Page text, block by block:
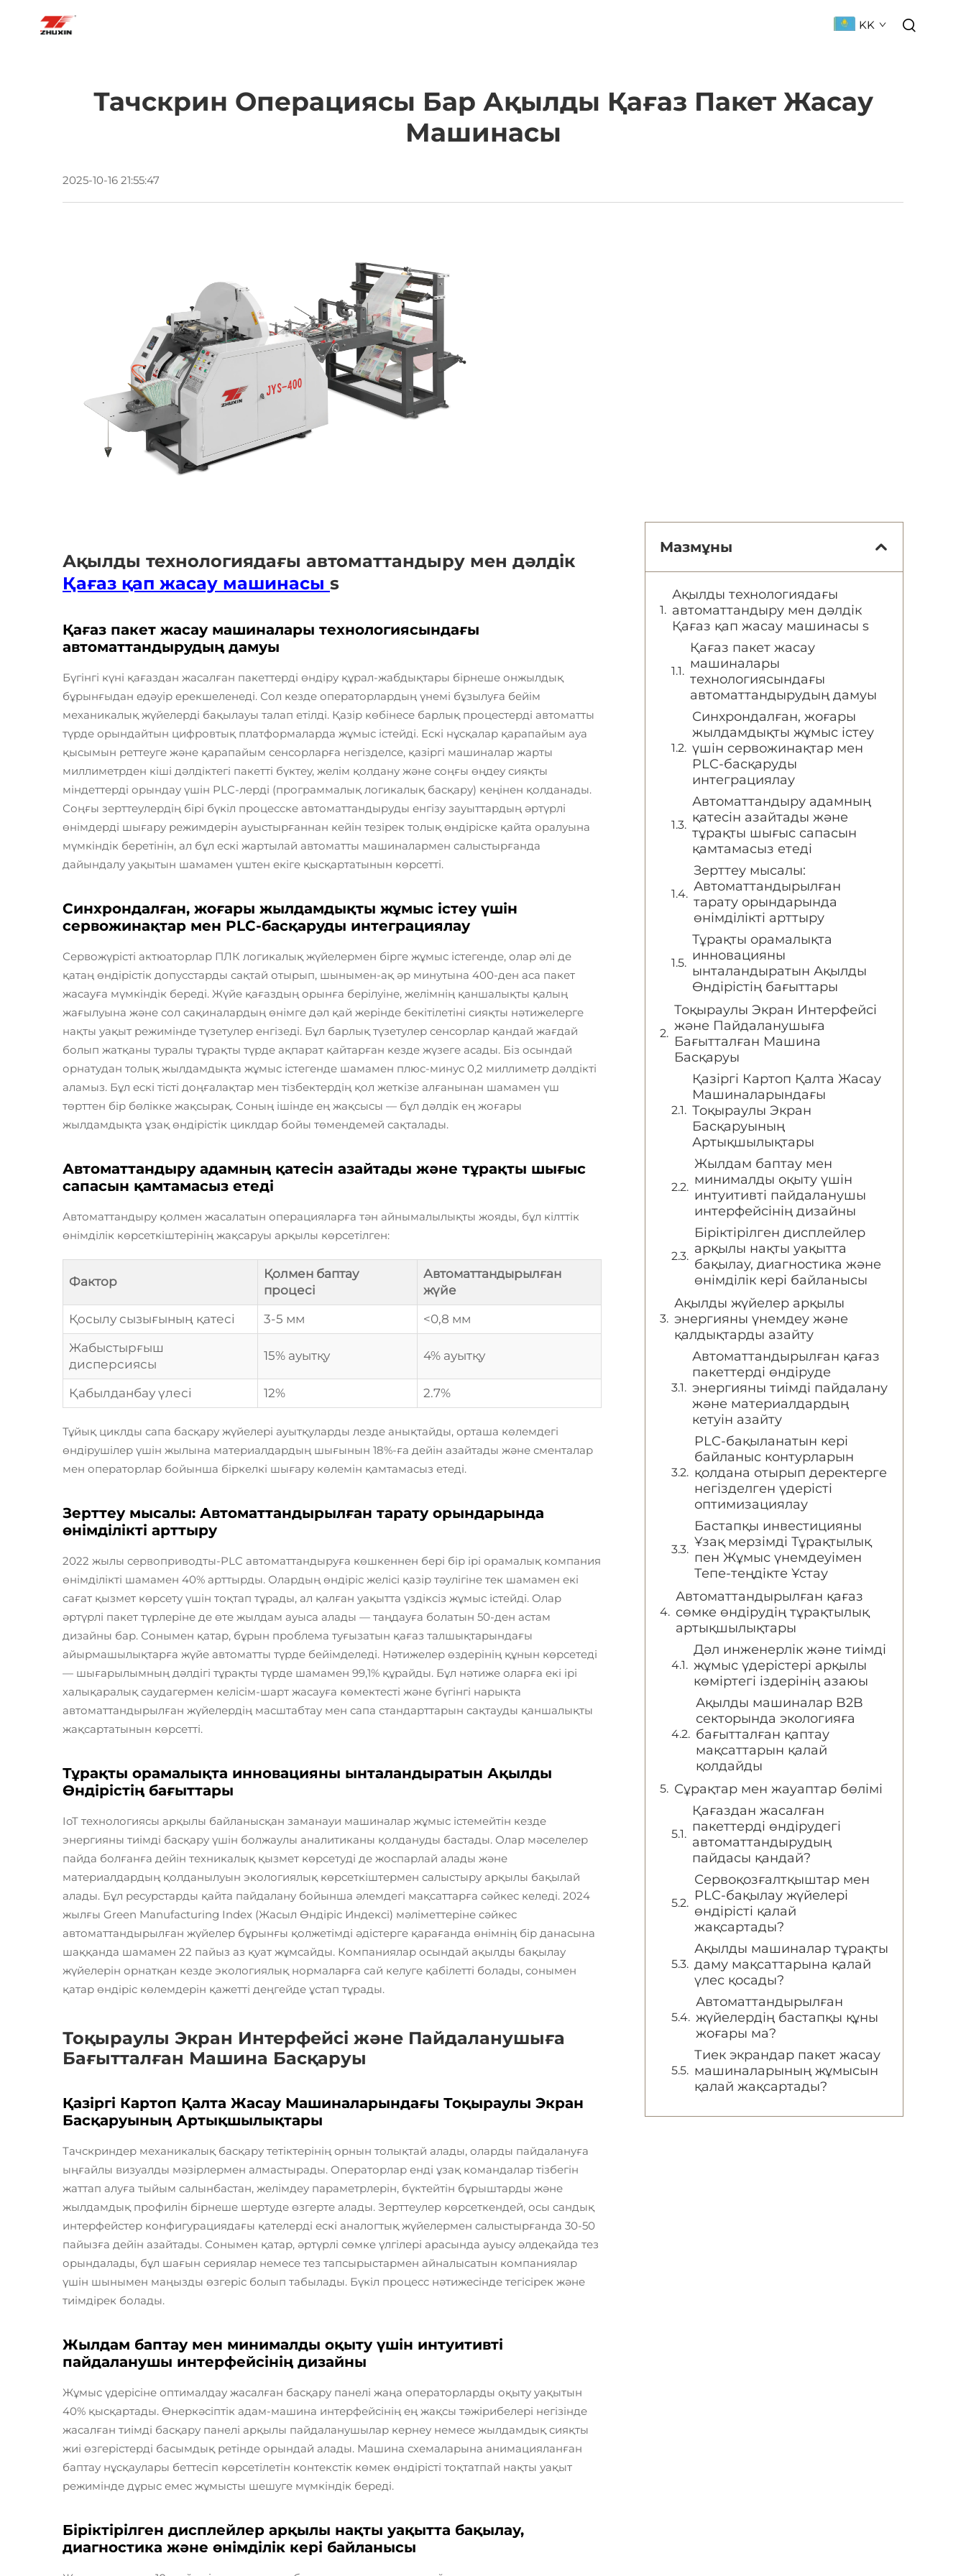
KK
Тачскрин Операциясы Бар Ақылды Қағаз Пакет Жасау
Машинасы
2025-10-16 21:55:47
Ақылды технологиядағы автоматтандыру мен дәлдік
Қағаз қап жасау машинасы s
Қағаз пакет жасау машиналары технологиясындағы
автоматтандырудың дамуы
Бүгінгі күні қағаздан жасалған пакеттерді өндіру құрал-жабдықтары бірнеше онжылдық
бұрынғыдан едәуір ерекшеленеді. Сол кезде операторлардың үнемі бұзылуға бейім
механикалық жүйелерді бақылауы талап етілді. Қазір көбінесе барлық процестерді автоматты
түрде орындайтын цифровтық платформаларда жұмыс істейді. Ескі нұсқалар қарапайым ауа
қысымын реттеуге және қарапайым сенсорларға негізделсе, қазіргі машиналар жарты
миллиметрден кіші дәлдіктегі пакетті бүктеу, желім қолдану және соңғы өңдеу сияқты
міндеттерді орындау үшін PLC-лерді (программалық логикалық басқару) кеңінен қолданады.
Соңғы зерттеулердің бірі бүкіл процесске автоматтандыруды енгізу зауыттардың әртүрлі
өнімдерді шығару режимдерін ауыстырғаннан кейін тезірек толық өндіріске қайта оралуына
мүмкіндік беретінін, ал бұл ескі жартылай автоматты машиналармен салыстырғанда
дайындалу уақытын шамамен үштен екіге қысқартатынын көрсетті.
Синхрондалған, жоғары жылдамдықты жұмыс істеу үшін
сервожинақтар мен PLC-басқаруды интеграциялау
Сервожүрісті актюаторлар ПЛК логикалық жүйелермен бірге жұмыс істегенде, олар әлі де
қатаң өндірістік допусстарды сақтай отырып, шынымен-ақ әр минутына 400-ден аса пакет
жасауға мүмкіндік береді. Жүйе қағаздың орынға берілуіне, желімнің қаншалықты қалың
жағылуына және сол сақиналардың өнімге дәл қай жерінде бекітілетіні сияқты нәтижелерге
нақты уақыт режимінде түзетулер енгізеді. Бұл барлық түзетулер сенсорлар қандай жағдай
болып жатқаны туралы тұрақты түрде ақпарат қайтарған кезде жүзеге асады. Біз осындай
орнатудан толық жылдамдықта жұмыс істегенде шамамен плюс-минус 0,2 миллиметр дәлдікті
аламыз. Бұл ескі тісті доңғалақтар мен тізбектердің қол жеткізе алғанынан шамамен үш
төрттен бір бөлікке жақсырақ. Соның ішінде ең жақсысы — бұл дәлдік ең жоғары
жылдамдықта ұзақ өндірістік циклдар бойы төмендемей сақталады.
Автоматтандыру адамның қатесін азайтады және тұрақты шығыс
сапасын қамтамасыз етеді
Автоматтандыру қолмен жасалатын операцияларға тән айнымалылықты жояды, бұл кілттік
өнімділік көрсеткіштерінің жақсаруы арқылы көрсетілген:
Фактор
Қолмен баптау
процесі
Автоматтандырылған
жүйе
Қосылу сызығының қатесі
3-5 мм
<0,8 мм
Жабыстырғыш
дисперсиясы
15% ауытқу 4% ауытқу
Қабылданбау үлесі 12% 2.7%
Тұйық циклды сапа басқару жүйелері ауытқуларды лезде анықтайды, орташа көлемдегі
өндірушілер үшін жылына материалдардың шығынын 18%-ға дейін азайтады және сменталар
мен операторлар бойынша біркелкі шығару көлемін қамтамасыз етеді.
Зерттеу мысалы: Автоматтандырылған тарату орындарында
өнімділікті арттыру
2022 жылы сервоприводты-PLC автоматтандыруға көшкеннен бері бір ірі орамалық компания
өнімділікті шамамен 40% арттырды. Олардың өндіріс желісі қазір тәулігіне тек шамамен екі
сағат қызмет көрсету үшін тоқтап тұрады, ал қалған уақытта үздіксіз жұмыс істейді. Олар
әртүрлі пакет түрлеріне де өте жылдам ауыса алады — таңдауға болатын 50-ден астам
дизайны бар. Сонымен қатар, бұрын проблема туғызатын қағаз талшықтарындағы
айырмашылықтарға жүйе автоматты түрде бейімделеді. Нәтижелер өздерінің құнын көрсетеді
— шығарылымның дәлдігі тұрақты түрде шамамен 99,1% құрайды. Бұл нәтиже оларға екі ірі
халықаралық саудагермен келісім-шарт жасауға көмектесті және бүгінгі нарықта
автоматтандырылған жүйелердің масштабтау мен сапа стандарттарын сақтауды қаншалықты
жақсартатынын көрсетті.
Тұрақты орамалықта инновацияны ынталандыратын Ақылды
Өндірістің бағыттары
IoT технологиясы арқылы байланысқан заманауи машиналар жұмыс істемейтін кезде
энергияны тиімді басқару үшін болжаулы аналитиканы қолдануды бастады. Олар мәселелер
пайда болғанға дейін техникалық қызмет көрсетуді де жоспарлай алады және
материалдардың қолданылуын экологиялық көрсеткіштермен салыстыру арқылы бақылай
алады. Бұл ресурстарды қайта пайдалану бойынша әлемдегі мақсаттарға сәйкес келеді. 2024
жылғы Green Manufacturing Index (Жасыл Өндіріс Индексі) мәліметтеріне сәйкес
автоматтандырылған жүйелер бұрынғы қолжетімді әдістерге қарағанда өнімнің бір данасына
шаққанда шамамен 22 пайыз аз қуат жұмсайды. Компаниялар осындай ақылды бақылау
жүйелерін орнатқан кезде экологиялық нормаларға сай келуге қабілетті болады, сонымен
қатар өндіріс көлемдерін қажетті деңгейде ұстап тұрады.
Тоқыраулы Экран Интерфейсі және Пайдаланушыға
Бағытталған Машина Басқаруы
Қазіргі Картоп Қалта Жасау Машиналарындағы Тоқыраулы Экран
Басқаруының Артықшылықтары
Тачскриндер механикалық басқару тетіктерінің орнын толықтай алады, оларды пайдалануға
ыңғайлы визуалды мәзірлермен алмастырады. Операторлар енді ұзақ командалар тізбегін
жаттап алуға тыйым салынбастан, желімдеу параметрлерін, бүктейтін бұрыштарды және
жылдамдық профилін бірнеше шертуде өзгерте алады. Зерттеулер көрсеткендей, осы сандық
интерфейстер конфигурациядағы қателерді ескі аналогтық жүйелермен салыстырғанда 30-50
пайызға дейін азайтады. Сонымен қатар, әртүрлі сөмке үлгілері арасында ауысу әлдеқайда тез
орындалады, бұл шағын сериялар немесе тез тапсырыстармен айналысатын компаниялар
үшін шынымен маңызды өзгеріс болып табылады. Бүкіл процесс нәтижесінде тегісірек және
тиімдірек болады.
Жылдам баптау мен минималды оқыту үшін интуитивті
пайдаланушы интерфейсінің дизайны
Жұмыс үдерісіне оптималдау жасалған басқару панелі жаңа операторларды оқыту уақытын
40% қысқартады. Өнеркәсіптік адам-машина интерфейсінің ең жақсы тәжірибелері негізінде
жасалған тиімді басқару панелі арқылы пайдаланушылар кернеу немесе жылдамдық сияқты
жиі өзгерістерді басымдық ретінде орындай алады. Машина схемаларына анимацияланған
баптау нұсқаулары беттесіп көрсетілетін контекстік көмек өндірісті тоқтатпай нақты уақыт
режимінде дұрыс емес жұмысты шешуге мүмкіндік береді.
Біріктірілген дисплейлер арқылы нақты уақытта бақылау,
диагностика және өнімділік кері байланысы
Мазмұны
Ақылды технологиядағы
автоматтандыру мен дәлдік
Қағаз қап жасау машинасы s
Қағаз пакет жасау
машиналары
технологиясындағы
автоматтандырудың дамуы
Синхрондалған, жоғары
жылдамдықты жұмыс істеу
үшін сервожинақтар мен
PLC-басқаруды
интеграциялау
Автоматтандыру адамның
қатесін азайтады және
тұрақты шығыс сапасын
қамтамасыз етеді
Зерттеу мысалы:
Автоматтандырылған
тарату орындарында
өнімділікті арттыру
Тұрақты орамалықта
инновацияны
ынталандыратын Ақылды
Өндірістің бағыттары
Тоқыраулы Экран Интерфейсі
және Пайдаланушыға
Бағытталған Машина
Басқаруы
Қазіргі Картоп Қалта Жасау
Машиналарындағы
Тоқыраулы Экран
Басқаруының
Артықшылықтары
Жылдам баптау мен
минималды оқыту үшін
интуитивті пайдаланушы
интерфейсінің дизайны
Біріктірілген дисплейлер
арқылы нақты уақытта
бақылау, диагностика және
өнімділік кері байланысы
Ақылды жүйелер арқылы
энергияны үнемдеу және
қалдықтарды азайту
Автоматтандырылған қағаз
пакеттерді өндіруде
энергияны тиімді пайдалану
және материалдардың
кетуін азайту
PLC-бақыланатын кері
байланыс контурларын
қолдана отырып деректерге
негізделген үдерісті
оптимизациялау
Бастапқы инвестицияны
Ұзақ мерзімді Тұрақтылық
пен Жұмыс үнемдеуімен
Тепе-теңдікте Ұстау
Автоматтандырылған қағаз
сөмке өндірудің тұрақтылық
артықшылықтары
Дәл инженерлік және тиімді
жұмыс үдерістері арқылы
көміртегі іздерінің азаюы
Ақылды машиналар B2B
секторында экологияға
бағытталған қаптау
мақсаттарын қалай
қолдайды
Сұрақтар мен жауаптар бөлімі
Қағаздан жасалған
пакеттерді өндірудегі
автоматтандырудың
пайдасы қандай?
Сервоқозғалтқыштар мен
PLC-бақылау жүйелері
өндірісті қалай
жақсартады?
Ақылды машиналар тұрақты
даму мақсаттарына қалай
үлес қосады?
Автоматтандырылған
жүйелердің бастапқы құны
жоғары ма?
Тиек экрандар пакет жасау
машиналарының жұмысын
қалай жақсартады?